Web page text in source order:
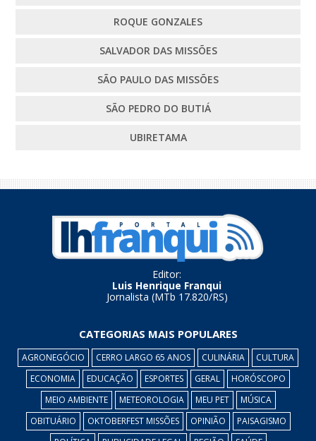
ROQUE GONZALES
SALVADOR DAS MISSÕES
SÃO PAULO DAS MISSÕES
SÃO PEDRO DO BUTIÁ
UBIRETAMA
Editor:
Luis Henrique Franqui
Jornalista (MTb 17.820/RS)
CATEGORIAS MAIS POPULARES
AGRONEGÓCIO CERRO LARGO 65 ANOS CULINÁRIA
CULTURA
ECONOMIA
EDUCAÇÃO ESPORTES GERAL
HORÓSCOPO
MEIO AMBIENTE
METEOROLOGIA MEU PET
MÚSICA
OBITUÁRIO
OKTOBERFEST MISSÕES OPINIÃO
PAISAGISMO